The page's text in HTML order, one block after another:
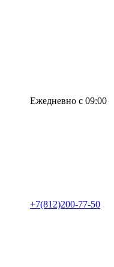
Ежедневно с 09:00
+7(812)200-77-50